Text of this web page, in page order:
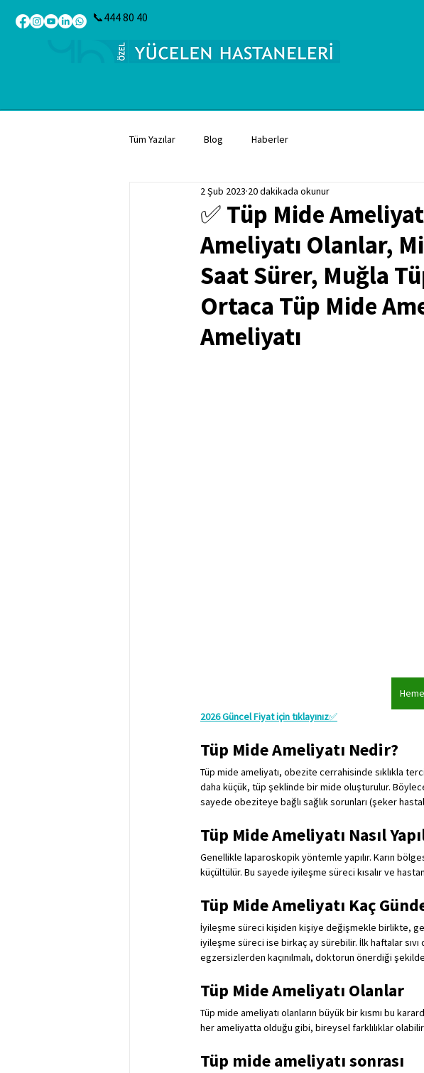
📞444 80 40
Tüm Yazılar Blog Haberler
✅ Tüp Mide
Ameliyatı Olanlar,
Saat Sürer, Muğla
Ortaca Tüp Mide
Ameliyatı
2 Şub 2023 20 dakikada okunur
2026 Güncel Fiyat için tıklayınız✅
Tüp Mide Ameliyatı Nedir?
Tüp mide ameliyatı, obezite cerrahisinde sıklıkla
daha küçük, tüp şeklinde bir mide oluşturulur.
sayede obeziteye bağlı sağlık sorunları (şeker
Tüp Mide Ameliyatı Nasıl
Genellikle laparoskopik yöntemle yapılır. Karın
küçültülür. Bu sayede iyileşme süreci kısalır ve
Tüp Mide Ameliyatı Kaç
İyileşme süreci kişiden kişiye değişmekle birlikte,
iyileşme süreci ise birkaç ay sürebilir. İlk haftalar
egzersizlerden kaçınılmalı, doktorun önerdiği
Tüp Mide Ameliyatı Olanlar
Tüp mide ameliyatı olanların büyük bir kısmı bu
her ameliyatta olduğu gibi, bireysel farklılıklar olabilir.
Tüp mide ameliyatı sonrası